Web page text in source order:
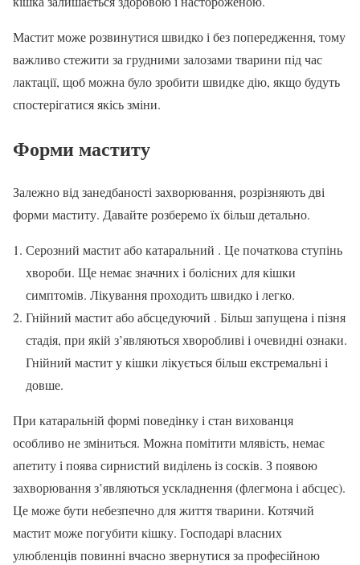
Мастит може розвинутися швидко і без попередження, тому
важливо стежити за грудними залозами тварини під час
лактації, щоб можна було зробити швидке дію, якщо будуть
спостерігатися якісь зміни.
Форми маститу
Залежно від занедбаності захворювання, розрізняють дві
форми маститу. Давайте розберемо їх більш детально.
Серозний мастит або катаральний . Це початкова ступінь
хвороби. Ще немає значних і болісних для кішки
симптомів. Лікування проходить швидко і легко.
Гнійний мастит або абсцедуючий . Більш запущена і пізня
стадія, при якій з’являються хворобливі і очевидні ознаки.
Гнійний мастит у кішки лікується більш екстремальні і
довше.
При катаральній формі поведінку і стан вихованця
особливо не зміниться. Можна помітити млявість, немає
апетиту і поява сирнистий виділень із сосків. З появою
захворювання з’являються ускладнення (флегмона і абсцес).
Це може бути небезпечно для життя тварини. Котячий
мастит може погубити кішку. Господарі власних
улюбленців повинні вчасно звернутися за професійною